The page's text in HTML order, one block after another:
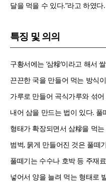
달을 먹을 수 있다.”라고 하였다.
특징 및 의의
구황서에는 ‘삼糝’이라고 해서
끈끈한 국을 만들어 먹는 방식
가루로 만들어 곡식가루와 섞
내어 삼을 만드는 법이 있다.
형태가 확장되면서 삼糝을 먹
범벅, 묽게 만들어진 것은 풀떼
풀떼기는 수수나 호박 등 주재
넣어서 양을 늘려 먹는 형태로